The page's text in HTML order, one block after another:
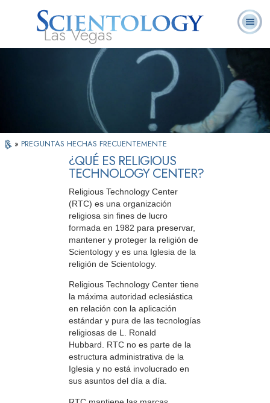
Las Vegas
¿Qué es
Scientology?
Ministros
Voluntarios
Preguntas
Frecuentes
» PREGUNTAS HECHAS FRECUENTEMENTE
¿QUÉ ES RELIGIOUS
TECHNOLOGY CENTER?
Religious Technology Center
(RTC) es una organización
religiosa sin fines de lucro
formada en 1982 para preservar,
mantener y proteger la religión de
Scientology y es una Iglesia de la
religión de Scientology.
Religious Technology Center tiene
la máxima autoridad eclesiástica
en relación con la aplicación
estándar y pura de las tecnologías
religiosas de L. Ronald
Hubbard. RTC no es parte de la
estructura administrativa de la
Iglesia y no está involucrado en
sus asuntos del día a día.